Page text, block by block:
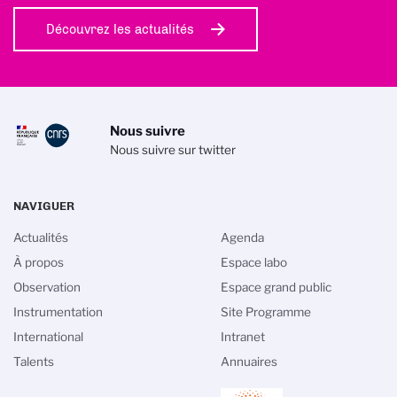
Découvrez les actualités
Nous suivre
Nous suivre sur twitter
NAVIGUER
Actualités
À propos
Observation
Instrumentation
International
Talents
Agenda
Espace labo
Espace grand public
Site Programme
Intranet
Annuaires